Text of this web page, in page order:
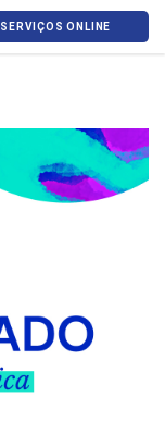
SERVIÇOS ONLINE